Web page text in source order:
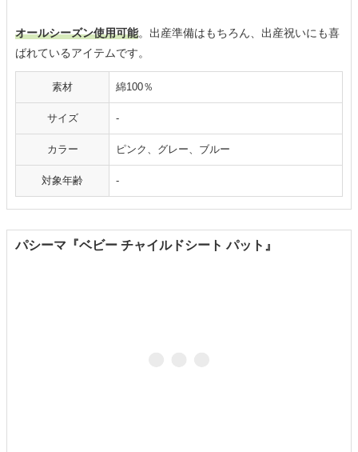
オールシーズン使用可能。出産準備はもちろん、出産祝いにも喜
ばれているアイテムです。
素材 綿100％
サイズ -
カラー ピンク、グレー、ブルー
対象年齢 -
パシーマ『ベビー チャイルドシート パット』